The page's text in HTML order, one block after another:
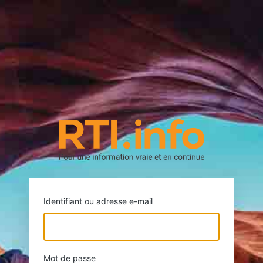
https://
Identifiant ou adresse e-mail
Mot de passe